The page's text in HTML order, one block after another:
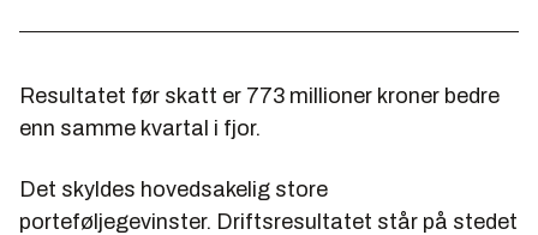
Resultatet før skatt er 773 millioner kroner bedre
enn samme kvartal i fjor.
Det skyldes hovedsakelig store
porteføljegevinster. Driftsresultatet står på stedet